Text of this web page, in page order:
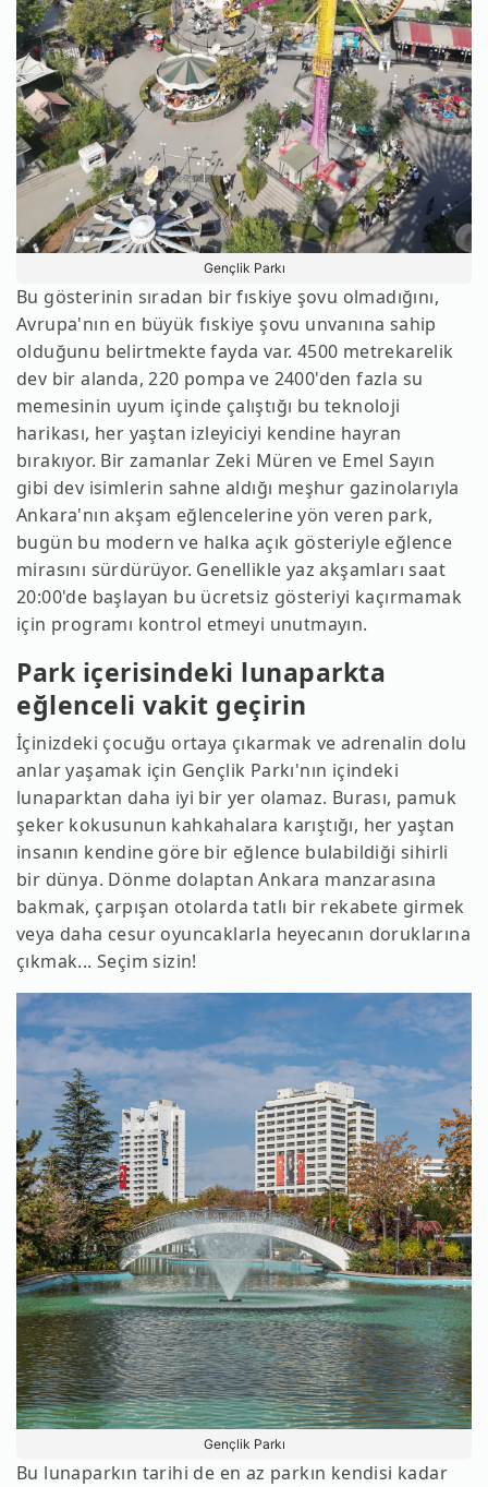
Gençlik Parkı
Bu gösterinin sıradan bir fıskiye şovu olmadığını,
Avrupa'nın en büyük fıskiye şovu unvanına sahip
olduğunu belirtmekte fayda var. 4500 metrekarelik
dev bir alanda, 220 pompa ve 2400'den fazla su
memesinin uyum içinde çalıştığı bu teknoloji
harikası, her yaştan izleyiciyi kendine hayran
bırakıyor. Bir zamanlar Zeki Müren ve Emel Sayın
gibi dev isimlerin sahne aldığı meşhur gazinolarıyla
Ankara'nın akşam eğlencelerine yön veren park,
bugün bu modern ve halka açık gösteriyle eğlence
mirasını sürdürüyor. Genellikle yaz akşamları saat
20:00'de başlayan bu ücretsiz gösteriyi kaçırmamak
için programı kontrol etmeyi unutmayın.
Park içerisindeki lunaparkta
eğlenceli vakit geçirin
İçinizdeki çocuğu ortaya çıkarmak ve adrenalin dolu
anlar yaşamak için Gençlik Parkı'nın içindeki
lunaparktan daha iyi bir yer olamaz. Burası, pamuk
şeker kokusunun kahkahalara karıştığı, her yaştan
insanın kendine göre bir eğlence bulabildiği sihirli
bir dünya. Dönme dolaptan Ankara manzarasına
bakmak, çarpışan otolarda tatlı bir rekabete girmek
veya daha cesur oyuncaklarla heyecanın doruklarına
çıkmak... Seçim sizin!
Gençlik Parkı
Bu lunaparkın tarihi de en az parkın kendisi kadar